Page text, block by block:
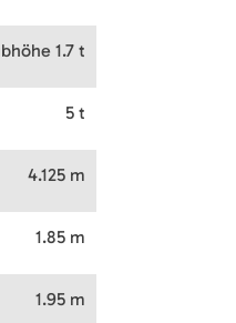
1.7 t
5 t
4.125 m
1.85 m
1.95 m